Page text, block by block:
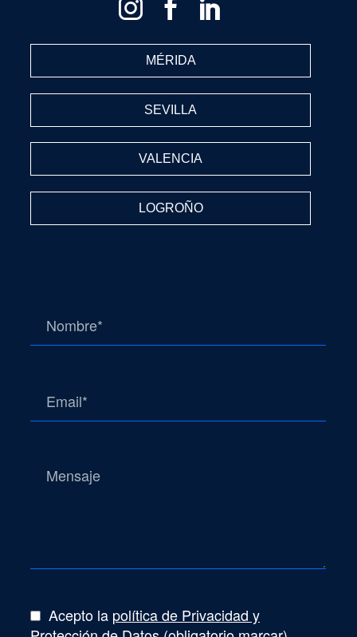
MÉRIDA
SEVILLA
VALENCIA
LOGROÑO
Acepto la política de Privacidad y